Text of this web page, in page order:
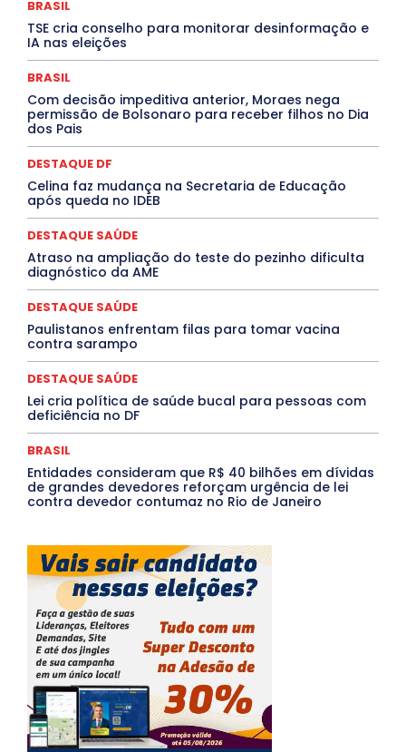
Especial
Espírito Santo ESPORTE
ESTÁGIO
EVENTOS
Febre Oropouche
FILMES
Goiás
Jogos Online
JUDICIÁRIO LITERATURA
Maranhão
Marburg
Mato Grosso
Mato Grosso do Sul
MEIO AMBIENTE
MÚSICA
O Plantonista Opinião Oropouche
Pará
Paraíba
PROCESSO SELETIVO
PUBLIEDITORIAL
QUALIFICAÇÃO PROFISSIONAL
RESIDÊNCIA
Rio de Janeiro
Santa Catarina
Saúde Agora
TÁ FROID?
TEATRO TECNOLOGIA
TIC TAC
Tocantins
BRASIL
TSE cria conselho para monitorar desinformação e
IA nas eleições
BRASIL
Com decisão impeditiva anterior, Moraes nega
permissão de Bolsonaro para receber filhos no Dia
dos Pais
DESTAQUE DF
Celina faz mudança na Secretaria de Educação
após queda no IDEB
DESTAQUE SAÚDE
Atraso na ampliação do teste do pezinho dificulta
diagnóstico da AME
DESTAQUE SAÚDE
Paulistanos enfrentam filas para tomar vacina
contra sarampo
DESTAQUE SAÚDE
Lei cria política de saúde bucal para pessoas com
deficiência no DF
BRASIL
Entidades consideram que R$ 40 bilhões em dívidas
de grandes devedores reforçam urgência de lei
contra devedor contumaz no Rio de Janeiro